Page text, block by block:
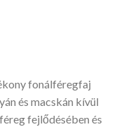
fonálféregfaj
és macskán kívül
fejlődésében és